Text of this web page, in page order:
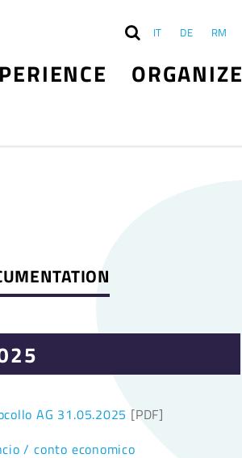
IT DE RM
ORGANIZE
AG 31.05.2025 [PDF]
/ conto economico